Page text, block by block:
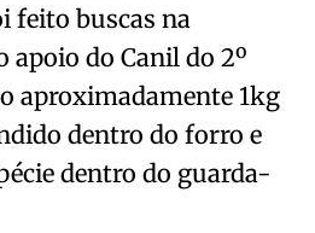
feito buscas na
apoio do Canil do 2º
aproximadamente 1kg
dentro do forro e
dentro do guarda-